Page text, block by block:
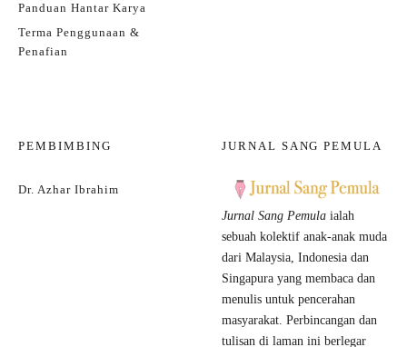
Website
Save my name, email, and website in this browser for the next time I comment.
Panduan Hantar Karya
Terma Penggunaan &
Penafian
PEMBIMBING
Dr. Azhar Ibrahim
JURNAL SANG PEMULA
Jurnal Sang Pemula ialah
sebuah kolektif anak-anak muda
dari Malaysia, Indonesia dan
Singapura yang membaca dan
menulis untuk pencerahan
masyarakat. Perbincangan dan
tulisan di laman ini berlegar